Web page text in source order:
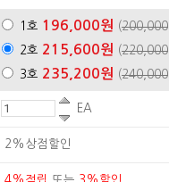
1호 196,000원 (200,000
2호 215,600원 (220,000
3호 235,200원 (240,000
EA
2%상점할인